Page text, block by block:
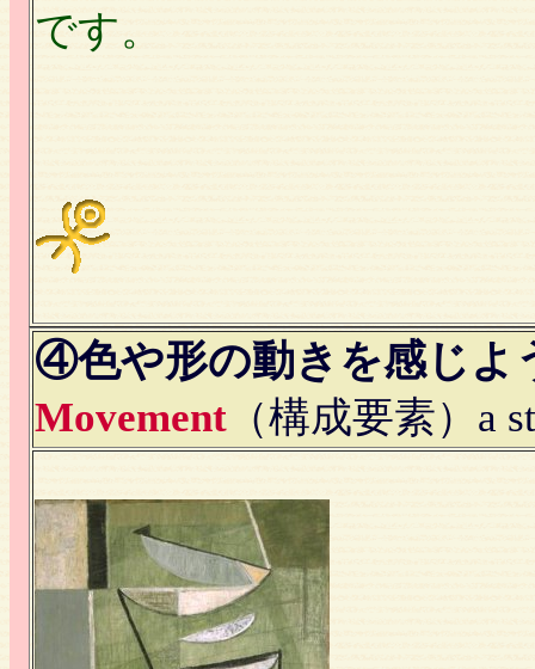
です。
④色や形の動きを感じよ
Movement （構成要素）a